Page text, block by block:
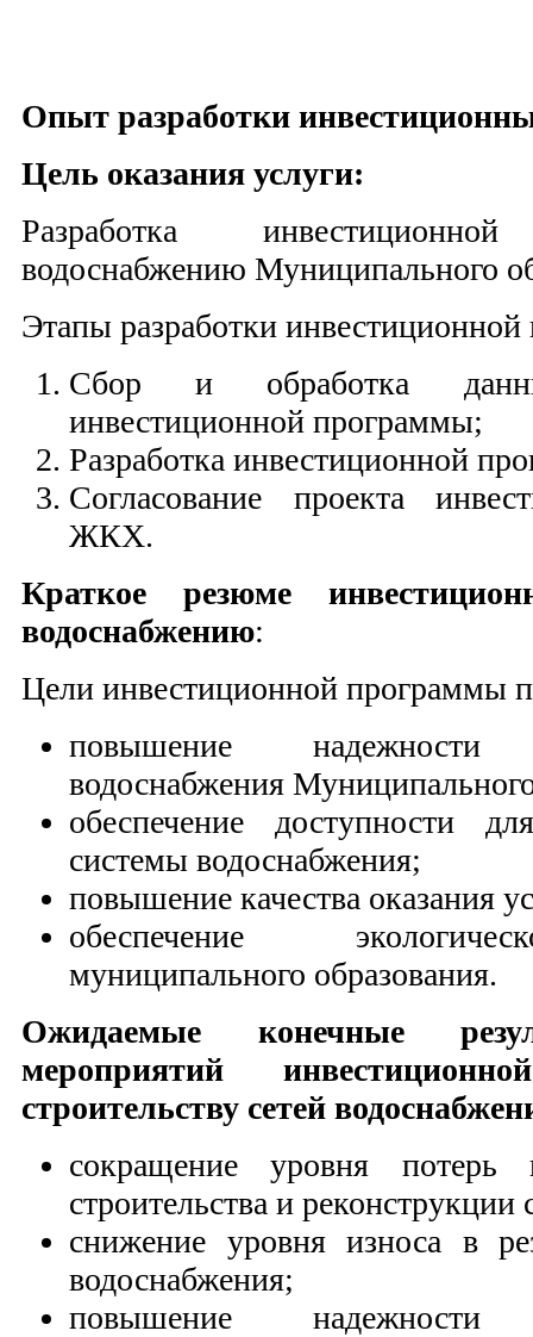
Опыт разработки
Цель оказания услуги:
Разработка
водоснабжению Муниципального
Этапы разработки
Сбор и обработка
инвестиционной программы;
Разработка инвестиционной
Согласование проекта
ЖКХ.
Краткое резюме
водоснабжению:
Цели инвестиционной программы
повышение
водоснабжения
обеспечение доступности
системы водоснабжения;
повышение качества оказания
обеспечение
муниципального образования.
Ожидаемые конечные
мероприятий
строительству сетей
сокращение уровня потерь
строительства и
снижение уровня износа в
водоснабжения;
повышение